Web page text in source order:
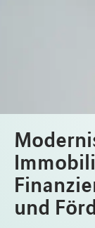
und